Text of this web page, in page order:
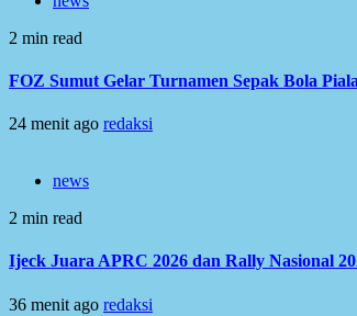
2 min read
FOZ Sumut Gelar Turnamen Sepak Bola
24 menit ago redaksi
news
2 min read
Ijeck Juara APRC 2026 dan Rally Nasional
36 menit ago redaksi